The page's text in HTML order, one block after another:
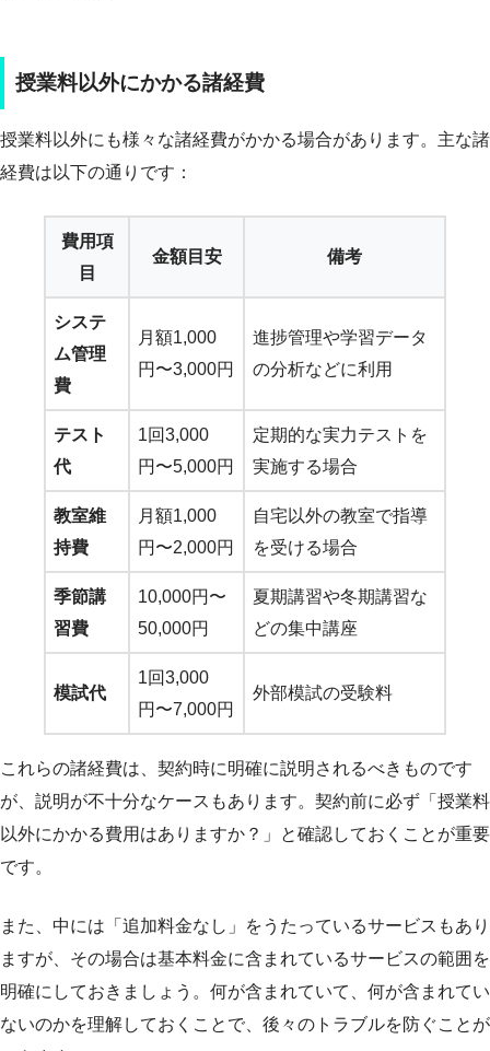
授業料以外にかかる諸経費
授業料以外にも様々な諸経費がかかる場合があります。主な諸
経費は以下の通りです：
費用項
目
金額目安 備考
システ
ム管理
費
月額1,000
円〜3,000円
進捗管理や学習データ
の分析などに利用
テスト
代
1回3,000
円〜5,000円
定期的な実力テストを
実施する場合
教室維
持費
月額1,000
円〜2,000円
自宅以外の教室で指導
を受ける場合
季節講
習費
10,000円〜
50,000円
夏期講習や冬期講習な
どの集中講座
模試代
1回3,000
円〜7,000円
外部模試の受験料
これらの諸経費は、契約時に明確に説明されるべきものです
が、説明が不十分なケースもあります。契約前に必ず「授業料
以外にかかる費用はありますか？」と確認しておくことが重要
です。
また、中には「追加料金なし」をうたっているサービスもあり
ますが、その場合は基本料金に含まれているサービスの範囲を
明確にしておきましょう。何が含まれていて、何が含まれてい
ないのかを理解しておくことで、後々のトラブルを防ぐことが